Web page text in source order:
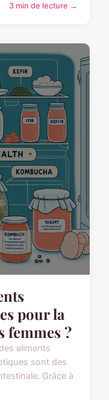
3 min de lecture →
pour la
femmes ?
aliments
sont des
Grâce à